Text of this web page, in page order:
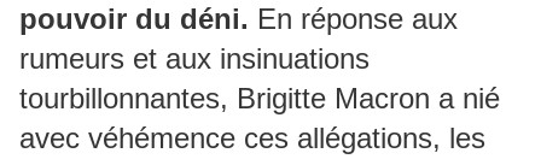
pouvoir du déni. En réponse aux
rumeurs et aux insinuations
tourbillonnantes, Brigitte Macron a nié
avec véhémence ces allégations, les